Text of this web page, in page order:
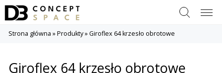
Szukaj Menu
Strona główna »Produkty»Giroflex 64 krzesło obrotowe
Giroflex 64 krzesło obrotowe